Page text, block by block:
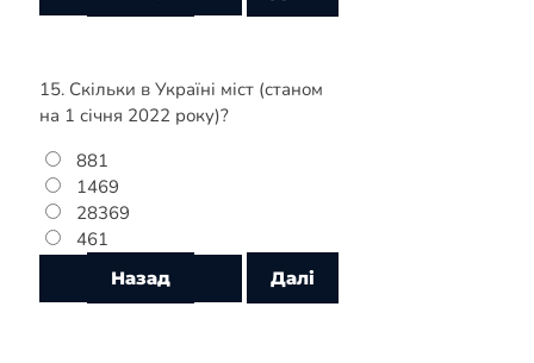
15. Скільки в Україні міст (станом
на 1 січня 2022 року)?
881
1469
28369
461